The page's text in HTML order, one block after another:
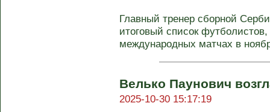
Главный тренер сборной
итоговый список
международных матчах в
Велько Паунович
2025-10-30 15:17:19